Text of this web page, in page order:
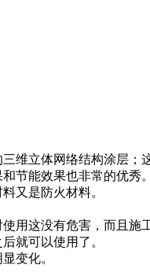
立体网络结构涂层；
节能效果也非常的优秀。
又是防火材料。
这没有危害，而且施
就可以使用了。
变化。